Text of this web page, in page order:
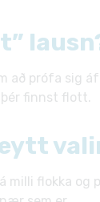
að prófa sig
finnst flott.
milli flokka og